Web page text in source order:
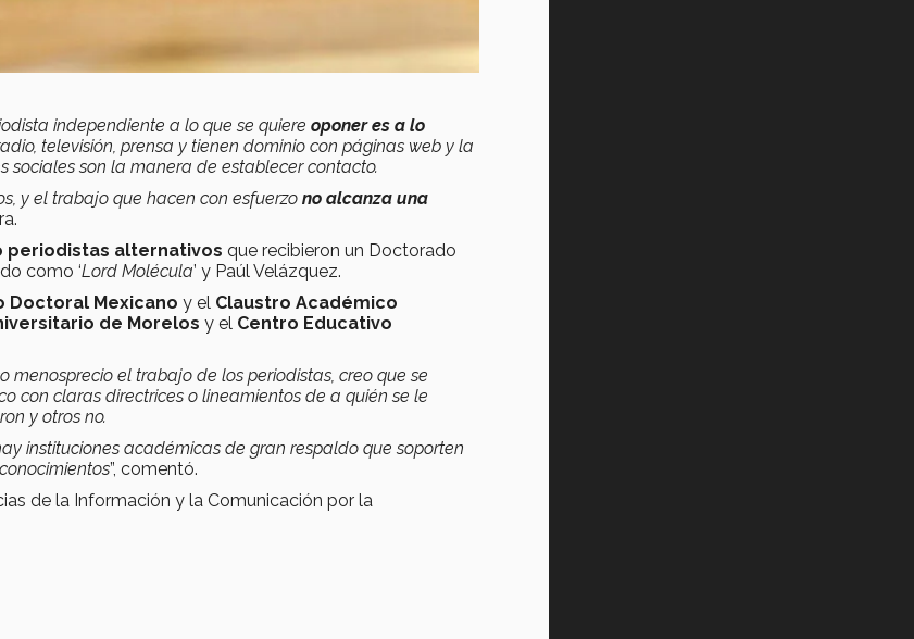
independiente a lo que se quiere oponer es a lo
televisión, prensa y tienen dominio con páginas web y la
sociales son la manera de establecer contacto.
y el trabajo que hacen con esfuerzo no alcanza una
periodistas alternativos que recibieron un Doctorado
como ‘Lord Molécula’ y Paúl Velázquez.
Doctoral Mexicano y el Claustro Académico
de Morelos y el Centro Educativo
menosprecio el trabajo de los periodistas, creo que se
con claras directrices o lineamientos de a quién se le
y otros no.
instituciones académicas de gran respaldo que soporten
”, comentó.
de la Información y la Comunicación por la